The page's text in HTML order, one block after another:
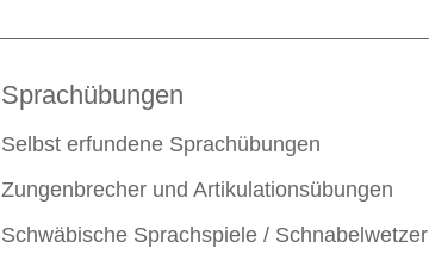
Sprachübungen
Selbst erfundene Sprachübungen
Zungenbrecher und Artikulationsübungen
Schwäbische Sprachspiele / Schnabelwetzer